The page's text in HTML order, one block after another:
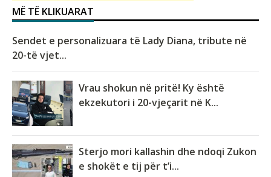
MË TË KLIKUARAT
Sendet e personalizuara të Lady Diana, tribute në
20-të vjet...
Vrau shokun në pritë! Ky është
ekzekutori i 20-vjeçarit në K...
Sterjo mori kallashin dhe ndoqi Zukon
e shokët e tij për t’i...